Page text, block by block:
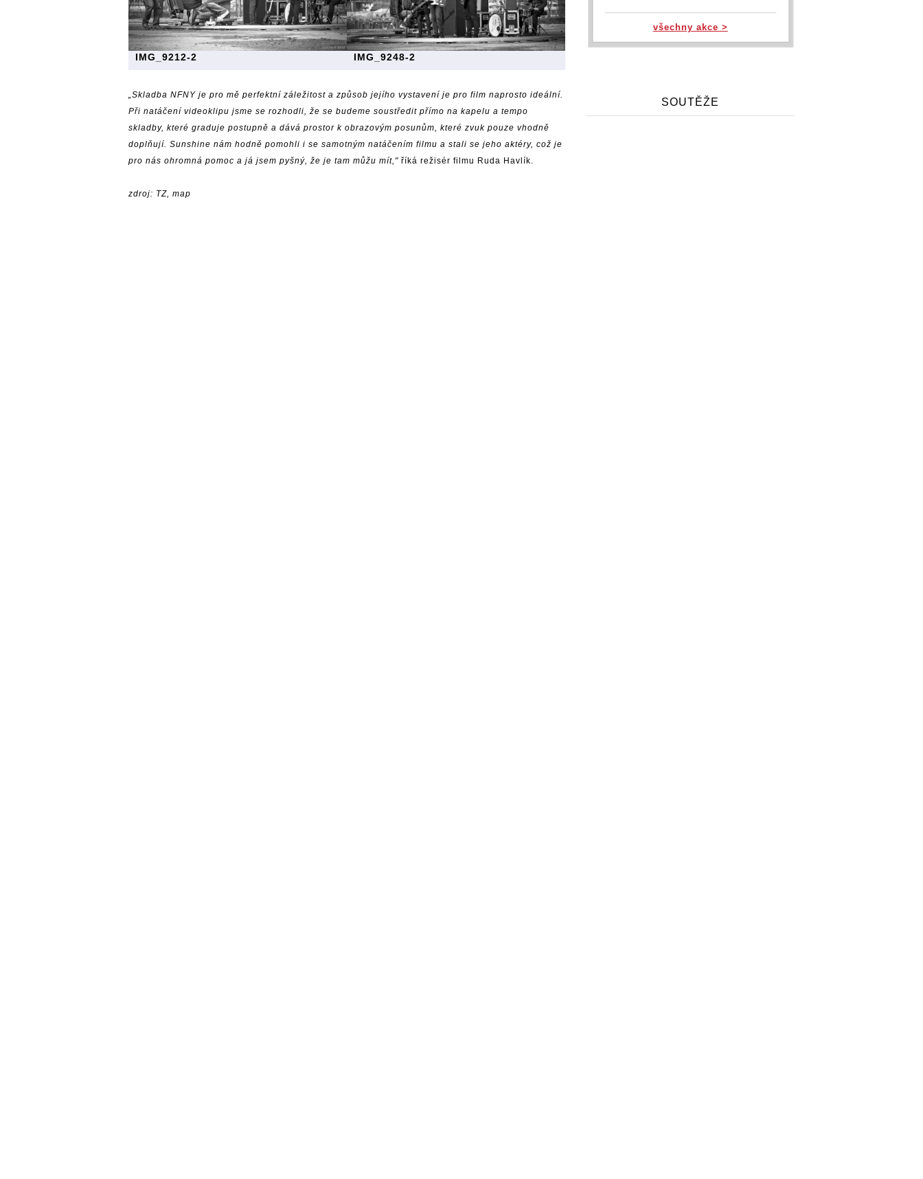
IMG_9212-2 IMG_9248-2
„Skladba NFNY je pro mě perfektní záležitost a způsob jejího vystavení je pro film naprosto ideální.
Při natáčení videoklipu jsme se rozhodli, že se budeme soustředit přímo na kapelu a tempo
skladby, které graduje postupně a dává prostor k obrazovým posunům, které zvuk pouze vhodně
doplňují. Sunshine nám hodně pomohli i se samotným natáčením filmu a stali se jeho aktéry, což je
pro nás ohromná pomoc a já jsem pyšný, že je tam můžu mít," říká režisér filmu Ruda Havlík.
zdroj: TZ, map
všechny akce >
SOUTĚŽE